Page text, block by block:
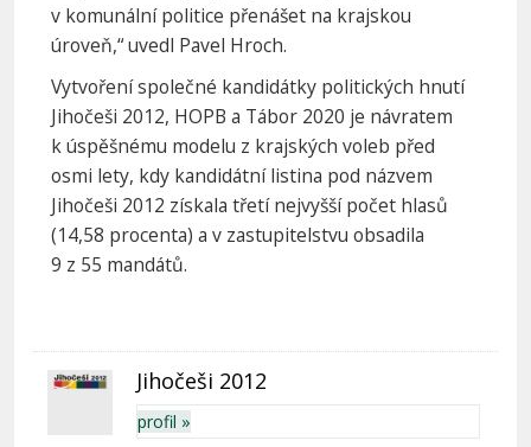
v komunální politice přenášet na krajskou
úroveň,“ uvedl Pavel Hroch.
Vytvoření společné kandidátky politických hnutí
Jihočeši 2012, HOPB a Tábor 2020 je návratem
k úspěšnému modelu z krajských voleb před
osmi lety, kdy kandidátní listina pod názvem
Jihočeši 2012 získala třetí nejvyšší počet hlasů
(14,58 procenta) a v zastupitelstvu obsadila
9 z 55 mandátů.
Jihočeši 2012
profil »